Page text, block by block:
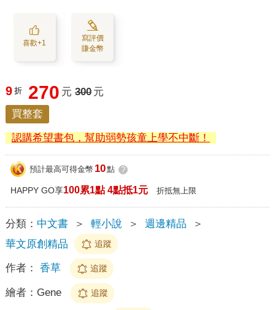
喜歡+1
寫評價
賺金幣
9 折 270 元 300 元
買整套
認購希望書包，幫助弱勢孩童上學不中斷！
預計最高可得金幣 10點 ?
HAPPY GO享100累1點 4點抵1元 折抵無上限
分類： 中文書 ＞ 輕小說 ＞ 週邊精品
＞
華文原創精品
追蹤
作者： 香草 追蹤
繪者： Gene 追蹤